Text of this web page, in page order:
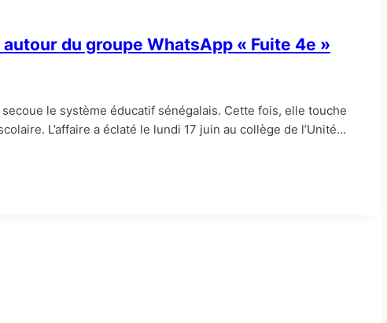
du groupe WhatsApp « Fuite 4e »
le système éducatif sénégalais. Cette fois, elle touche
L’affaire a éclaté le lundi 17 juin au collège de l’Unité…